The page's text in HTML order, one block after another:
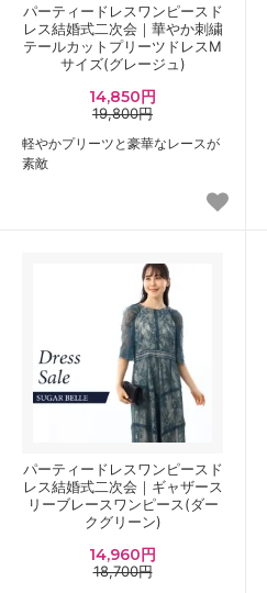
パーティードレスワンピースド
レス結婚式二次会｜華やか刺繍
テールカットプリーツドレスM
サイズ(グレージュ)
14,850円
19,800円
軽やかプリーツと豪華なレースが
素敵
パーティードレスワンピースド
レス結婚式二次会｜ギャザース
リーブレースワンピース(ダー
クグリーン)
14,960円
18,700円